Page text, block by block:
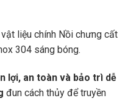
liệu chính Nồi chưng cất
304 sáng bóng.
lợi, an toàn và bảo trì dễ
đun cách thủy để truyền